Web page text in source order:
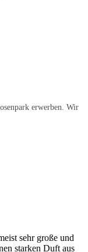
erwerben. Wir
sehr große und
starken Duft aus